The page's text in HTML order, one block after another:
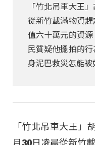
「竹北吊車大王
從新竹載滿物資
值六十萬元的資
民質疑他擺拍的
身泥巴救災怎能被
「竹北吊車大王」
月30日凌晨從新竹